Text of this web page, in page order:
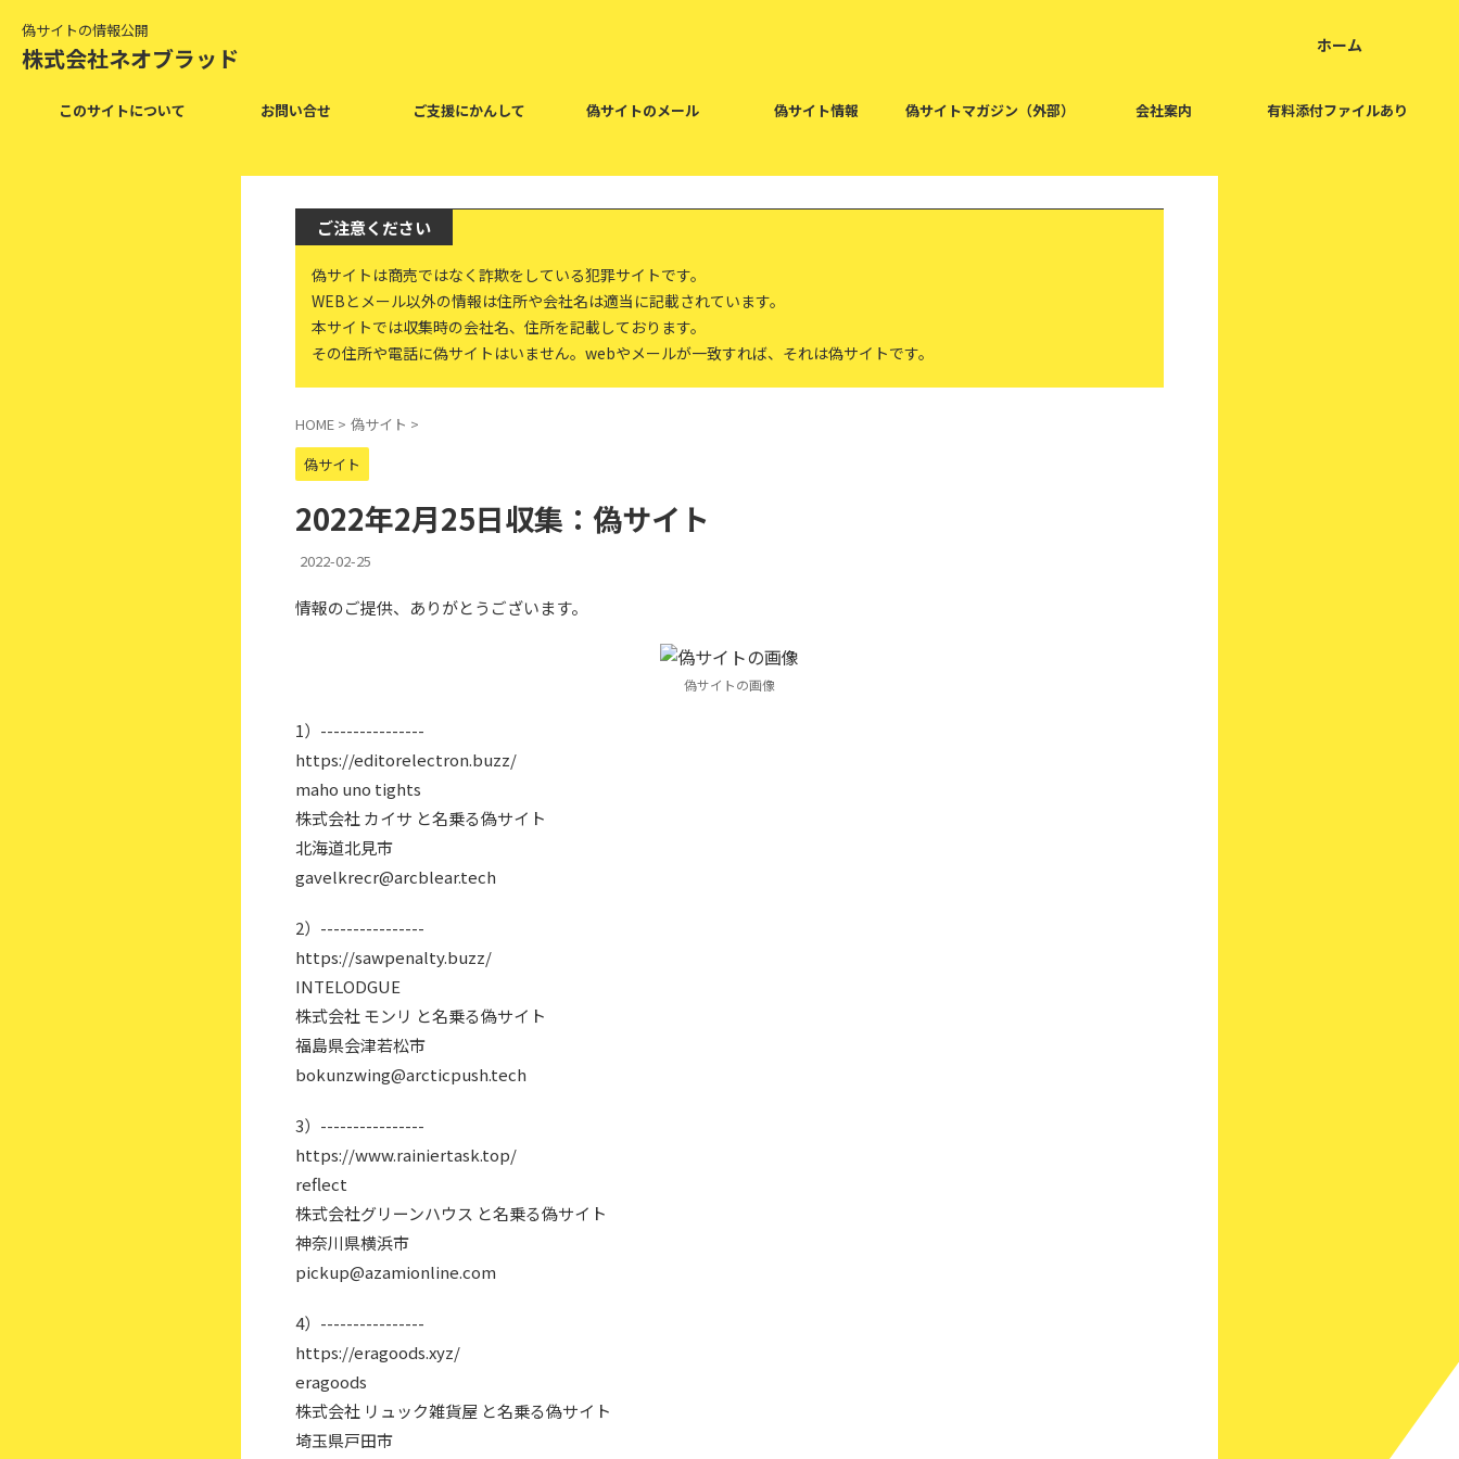
偽サイトの情報公開
株式会社ネオブラッド ホーム
このサイトについて お問い合せ ご支援にかんして 偽サイトのメール 偽サイト情報 偽サイトマガジン（外部） 会社案内 有料添付ファイルあり
ご注意ください
偽サイトは商売ではなく詐欺をしている犯罪サイトです。
WEBとメール以外の情報は住所や会社名は適当に記載されています。
本サイトでは収集時の会社名、住所を記載しております。
その住所や電話に偽サイトはいません。webやメールが一致すれば、それは偽サイトです。
HOME > 偽サイト >
偽サイト
2022年2月25日収集：偽サイト
2022-02-25
情報のご提供、ありがとうございます。
偽サイトの画像
1）----------------
https://editorelectron.buzz/
maho uno tights
株式会社 カイサ と名乗る偽サイト
北海道北見市
gavelkrecr@arcblear.tech
2）----------------
https://sawpenalty.buzz/
INTELODGUE
株式会社 モンリ と名乗る偽サイト
福島県会津若松市
bokunzwing@arcticpush.tech
3）----------------
https://www.rainiertask.top/
reflect
株式会社グリーンハウス と名乗る偽サイト
神奈川県横浜市
pickup@azamionline.com
4）----------------
https://eragoods.xyz/
eragoods
株式会社 リュック雑貨屋 と名乗る偽サイト
埼玉県戸田市